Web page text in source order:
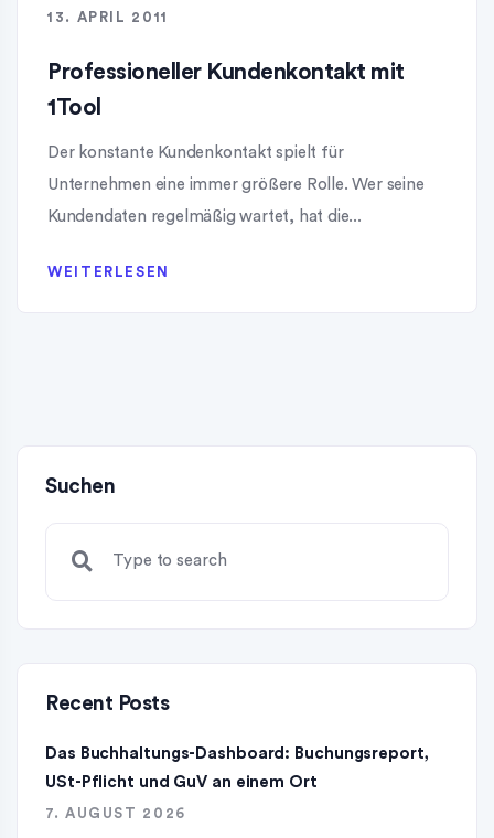
13. APRIL 2011
Professioneller Kundenkontakt mit
1Tool
Der konstante Kundenkontakt spielt für
Unternehmen eine immer größere Rolle. Wer seine
Kundendaten regelmäßig wartet, hat die...
WEITERLESEN
Suchen
Recent Posts
Das Buchhaltungs-Dashboard: Buchungsreport,
USt-Pflicht und GuV an einem Ort
7. AUGUST 2026